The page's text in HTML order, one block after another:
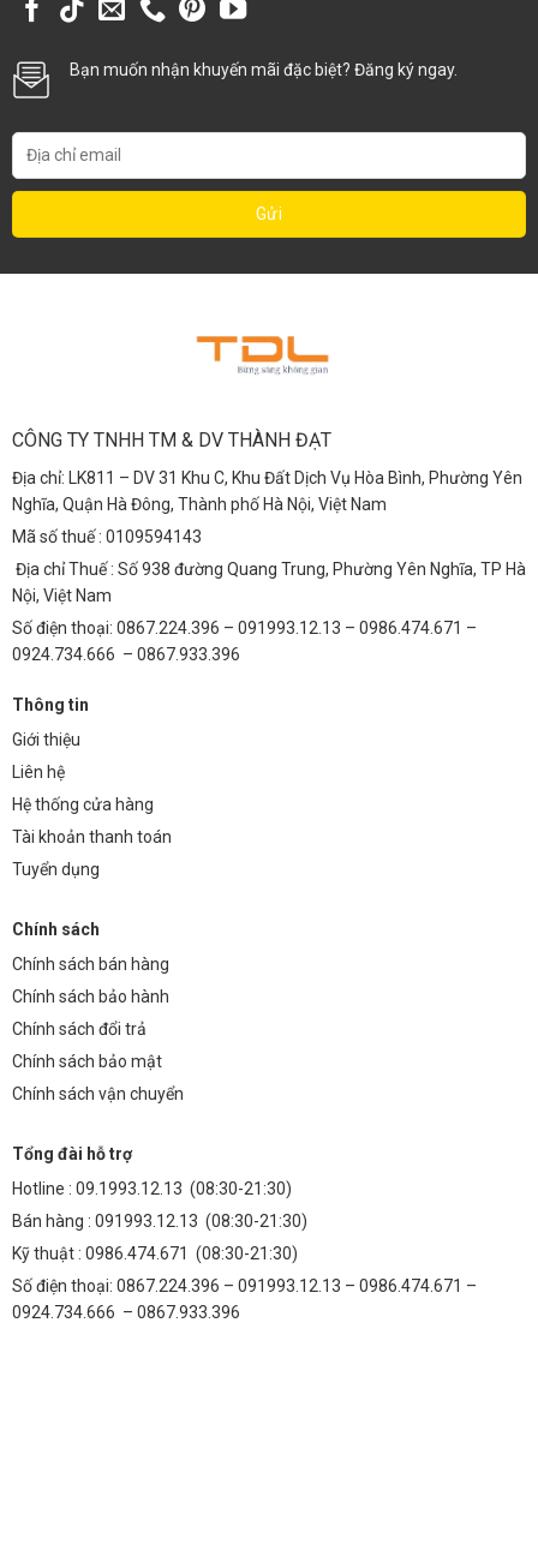
Bạn muốn nhận khuyến mãi đặc biệt? Đăng ký ngay.
CÔNG TY TNHH TM & DV THÀNH ĐẠT
Địa chỉ: LK811 – DV 31 Khu C, Khu Đất Dịch Vụ Hòa Bình, Phường Yên
Nghĩa, Quận Hà Đông, Thành phố Hà Nội, Việt Nam
Mã số thuế : 0109594143
Địa chỉ Thuế : Số 938 đường Quang Trung, Phường Yên Nghĩa, TP Hà
Nội, Việt Nam
Số điện thoại: 0867.224.396 – 091993.12.13 – 0986.474.671 –
0924.734.666 – 0867.933.396
Thông tin
Giới thiệu
Liên hệ
Hệ thống cửa hàng
Tài khoản thanh toán
Tuyển dụng
Chính sách
Chính sách bán hàng
Chính sách bảo hành
Chính sách đổi trả
Chính sách bảo mật
Chính sách vận chuyển
Tổng đài hỗ trợ
Hotline : 09.1993.12.13 (08:30-21:30)
Bán hàng : 091993.12.13 (08:30-21:30)
Kỹ thuật : 0986.474.671 (08:30-21:30)
Số điện thoại: 0867.224.396 – 091993.12.13 – 0986.474.671 –
0924.734.666 – 0867.933.396